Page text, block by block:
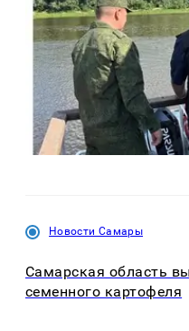
Новости Самары
Самарская область
семенного картофеля